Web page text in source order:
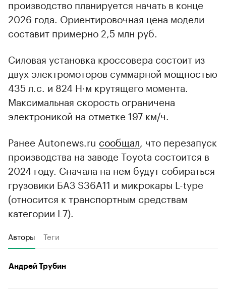
производство планируется начать в конце
2026 года. Ориентировочная цена модели
составит примерно 2,5 млн руб.
Силовая установка кроссовера состоит из
двух электромоторов суммарной мощностью
435 л.с. и 824 Н·м крутящего момента.
Максимальная скорость ограничена
электроникой на отметке 197 км/ч.
Ранее Autonews.ru сообщал , что перезапуск
производства на заводе Toyota состоится в
2024 году. Сначала на нем будут собираться
грузовики БАЗ S36A11 и микрокары L-type
(относится к транспортным средствам
категории L7).
Авторы Теги
Андрей Трубин